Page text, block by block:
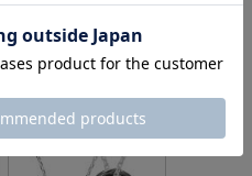
ングタイプネックレス ブ
ラック 誕生...
価格：13,200円(税込)